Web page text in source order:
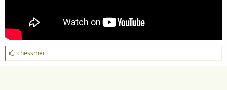
J
'
a
chessmec